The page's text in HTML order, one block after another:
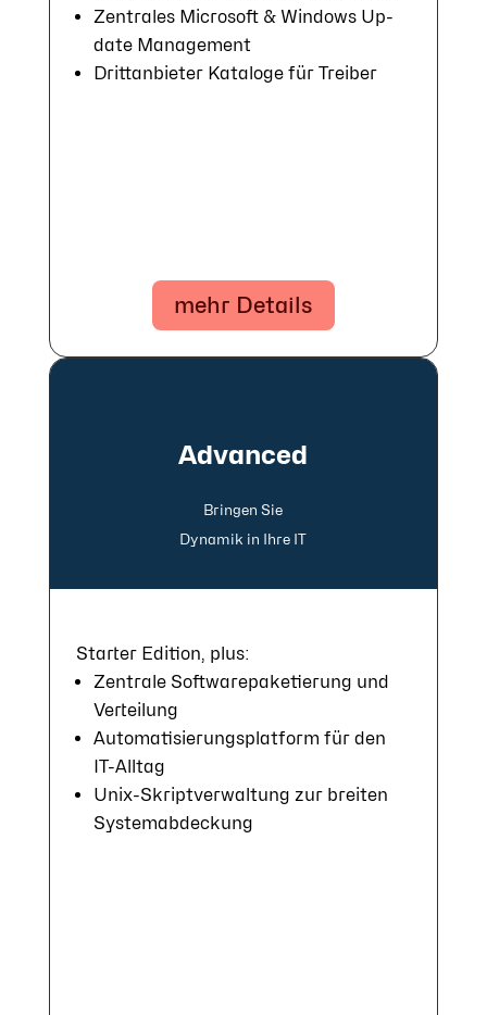
Zentrales Microsoft & Win­dows Up­
date Ma­nage­ment
Dritt­an­bie­ter Ka­ta­loge für Trei­ber
mehr Details
Advanced
Bringen Sie
Dyna­mik in Ihre IT
Star­ter Edit­ion, plus:
Zen­tra­le Soft­ware­pa­ke­tie­rung und
Ver­tei­lung
Auto­mati­sie­rungs­plat­form für den
IT-All­tag
Unix-Skript­ver­wal­tung zur brei­ten
Sys­tem­ab­deck­ung